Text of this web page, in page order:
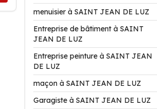
menuisier à SAINT JEAN DE LUZ
Entreprise de bâtiment à SAINT
JEAN DE LUZ
Entreprise peinture à SAINT JEAN
DE LUZ
maçon à SAINT JEAN DE LUZ
Garagiste à SAINT JEAN DE LUZ